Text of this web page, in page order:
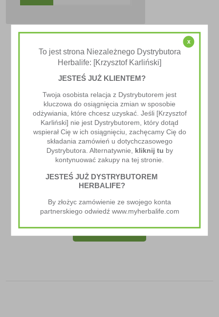
Xtra-Cal
90.00zł
x
To jest strona Niezależnego Dystrybutora
Herbalife: [Krzysztof Karliński]
JESTEŚ JUŻ KLIENTEM?
Twoja osobista relacja z Dystrybutorem jest
kluczowa do osiągnięcia zmian w sposobie
odżywiania, które chcesz uzyskać. Jeśli [Krzysztof
Karliński] nie jest Dystrybutorem, który dotąd
wspierał Cię w ich osiągnięciu, zachęcamy Cię do
składania zamówień u dotychczasowego
Dystrybutora. Alternatywnie, kliknij tu by
kontynuować zakupy na tej stronie.
JESTEŚ JUŻ DYSTRYBUTOREM
HERBALIFE?
By złożyc zamówienie ze swojego konta
partnerskiego odwiedź www.myherbalife.com